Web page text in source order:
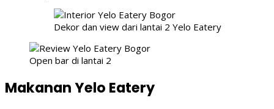
Dekor dan view dari lantai 2 Yelo Eatery
Open bar di lantai 2
Makanan Yelo Eatery